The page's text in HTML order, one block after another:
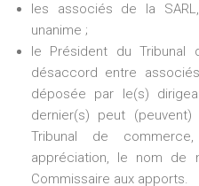
les associés de la
unanime ;
le Président du
désaccord entre
déposée par le(s)
dernier(s) peut
Tribunal de
appréciation, le nom de
Commissaire aux apports.